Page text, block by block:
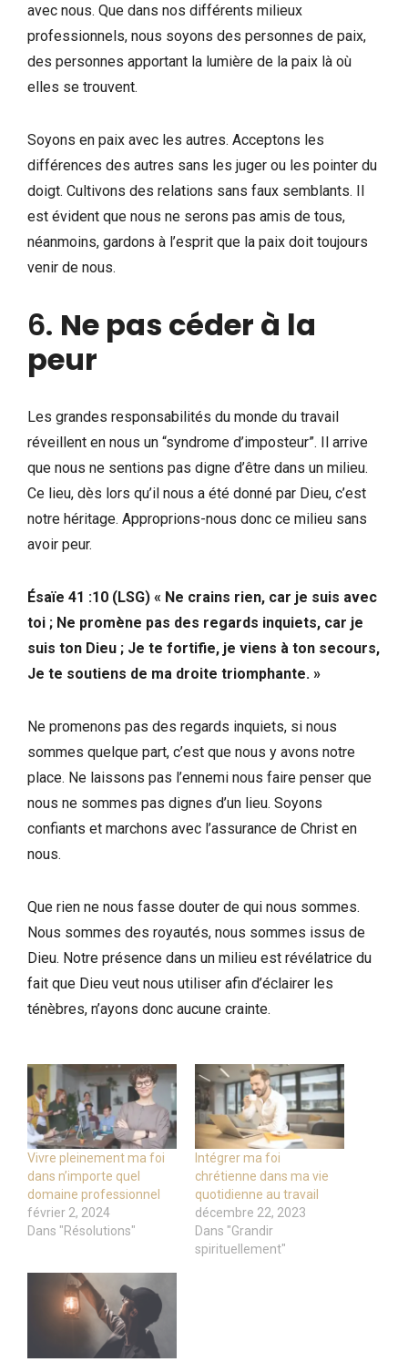
avec nous. Que dans nos différents milieux
professionnels, nous soyons des personnes de paix,
des personnes apportant la lumière de la paix là où
elles se trouvent.
Soyons en paix avec les autres. Acceptons les
différences des autres sans les juger ou les pointer du
doigt. Cultivons des relations sans faux semblants. Il
est évident que nous ne serons pas amis de tous,
néanmoins, gardons à l’esprit que la paix doit toujours
venir de nous.
6. Ne pas céder à la
peur
Les grandes responsabilités du monde du travail
réveillent en nous un “syndrome d’imposteur”. Il arrive
que nous ne sentions pas digne d’être dans un milieu.
Ce lieu, dès lors qu’il nous a été donné par Dieu, c’est
notre héritage. Approprions-nous donc ce milieu sans
avoir peur.
Ésaïe 41 :10 (LSG) « Ne crains rien, car je suis avec
toi ; Ne promène pas des regards inquiets, car je
suis ton Dieu ; Je te fortifie, je viens à ton secours,
Je te soutiens de ma droite triomphante. »
Ne promenons pas des regards inquiets, si nous
sommes quelque part, c’est que nous y avons notre
place. Ne laissons pas l’ennemi nous faire penser que
nous ne sommes pas dignes d’un lieu. Soyons
confiants et marchons avec l’assurance de Christ en
nous.
Que rien ne nous fasse douter de qui nous sommes.
Nous sommes des royautés, nous sommes issus de
Dieu. Notre présence dans un milieu est révélatrice du
fait que Dieu veut nous utiliser afin d’éclairer les
ténèbres, n’ayons donc aucune crainte.
Vivre pleinement ma foi
dans n’importe quel
domaine professionnel
février 2, 2024
Dans "Résolutions"
Intégrer ma foi
chrétienne dans ma vie
quotidienne au travail
décembre 22, 2023
Dans "Grandir
spirituellement"